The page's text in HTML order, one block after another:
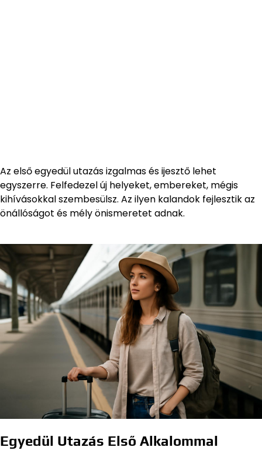
Az első egyedül utazás izgalmas és ijesztő lehet
egyszerre. Felfedezel új helyeket, embereket, mégis
kihívásokkal szembesülsz. Az ilyen kalandok fejlesztik az
önállóságot és mély önismeretet adnak.
Egyedül Utazás Első Alkalommal